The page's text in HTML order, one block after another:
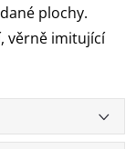
plochy.
věrně imitující